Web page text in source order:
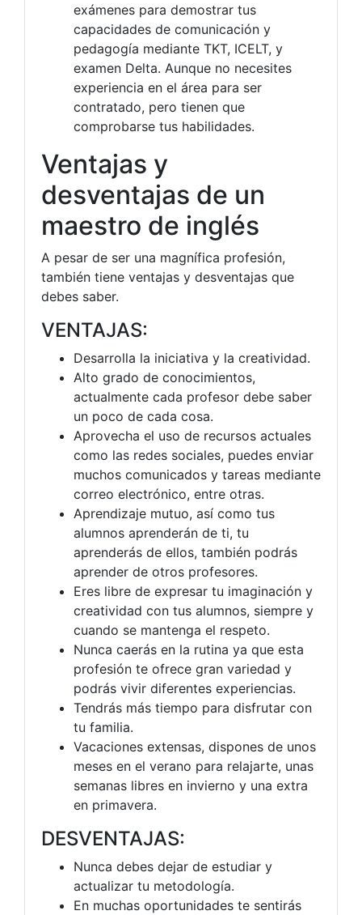
exámenes para demostrar tus
capacidades de comunicación y
pedagogía mediante TKT, ICELT, y
examen Delta. Aunque no necesites
experiencia en el área para ser
contratado, pero tienen que
comprobarse tus habilidades.
Ventajas y
desventajas de un
maestro de inglés
A pesar de ser una magnífica profesión,
también tiene ventajas y desventajas que
debes saber.
VENTAJAS:
Desarrolla la iniciativa y la creatividad.
Alto grado de conocimientos,
actualmente cada profesor debe saber
un poco de cada cosa.
Aprovecha el uso de recursos actuales
como las redes sociales, puedes enviar
muchos comunicados y tareas mediante
correo electrónico, entre otras.
Aprendizaje mutuo, así como tus
alumnos aprenderán de ti, tu
aprenderás de ellos, también podrás
aprender de otros profesores.
Eres libre de expresar tu imaginación y
creatividad con tus alumnos, siempre y
cuando se mantenga el respeto.
Nunca caerás en la rutina ya que esta
profesión te ofrece gran variedad y
podrás vivir diferentes experiencias.
Tendrás más tiempo para disfrutar con
tu familia.
Vacaciones extensas, dispones de unos
meses en el verano para relajarte, unas
semanas libres en invierno y una extra
en primavera.
DESVENTAJAS:
Nunca debes dejar de estudiar y
actualizar tu metodología.
En muchas oportunidades te sentirás